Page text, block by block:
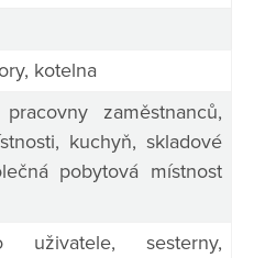
kotelna
zaměstnanců,
kuchyň, skladové
pobytová místnost
uživatele, sesterny,